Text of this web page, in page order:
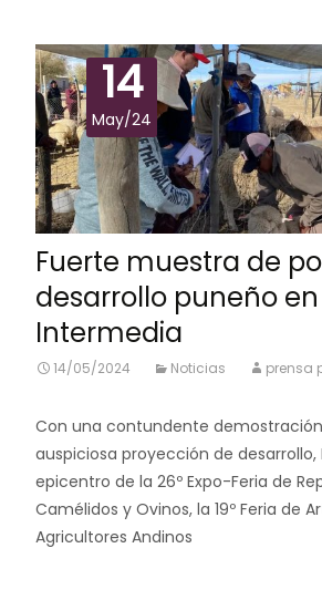
14
May/24
Fuerte muestra de
desarrollo puneño en
Intermedia
14/05/2024 Noticias prensa
Con una contundente
auspiciosa proyección de
epicentro de la 26º Expo-Feria de
Camélidos y Ovinos, la 19º Feria de
Agricultores Andinos